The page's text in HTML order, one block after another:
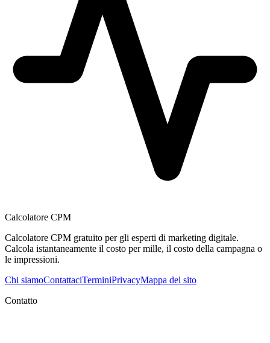
Calcolatore CPM
Calcolatore CPM gratuito per gli esperti di marketing digitale.
Calcola istantaneamente il costo per mille, il costo della campagna o
le impressioni.
Chi siamoContattaciTerminiPrivacyMappa del sito
Contatto